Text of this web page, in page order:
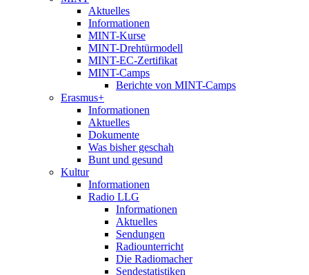
Aktuelles
Informationen
MINT-Kurse
MINT-Drehtürmodell
MINT-EC-Zertifikat
MINT-Camps
Berichte von MINT-Camps
Erasmus+
Informationen
Aktuelles
Dokumente
Was bisher geschah
Bunt und gesund
Kultur
Informationen
Radio LLG
Informationen
Aktuelles
Sendungen
Radiounterricht
Die Radiomacher
Sendestatistiken